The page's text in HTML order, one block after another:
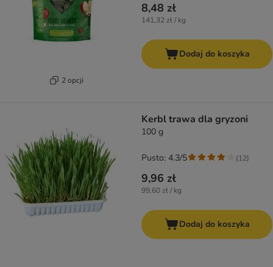
2 opcji
8,48 zł
141,32 zł / kg
Dodaj do koszyka
Kerbl trawa dla gryzoni
100 g
9,96 zł
99,60 zł / kg
Pusto: 4.3/5 (12)
Dodaj do koszyka